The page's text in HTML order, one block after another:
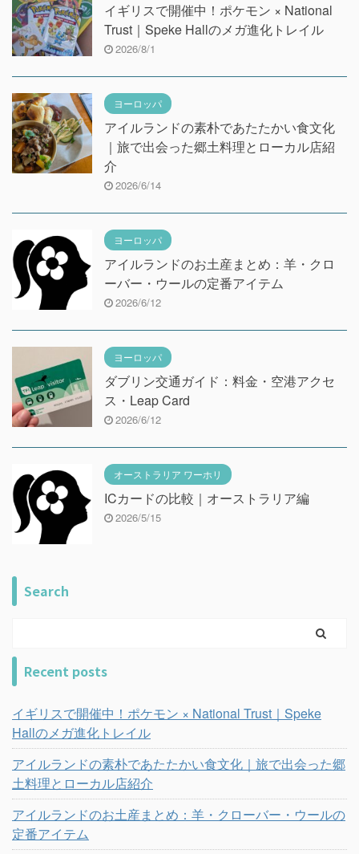
イギリスで開催中！ポケモン × National
Trust｜Speke Hallのメガ進化トレイル
2026/8/1
ヨーロッパ
アイルランドの素朴であたたかい食文化
｜旅で出会った郷土料理とローカル店紹
介
2026/6/14
ヨーロッパ
アイルランドのお土産まとめ：羊・クロ
ーバー・ウールの定番アイテム
2026/6/12
ヨーロッパ
ダブリン交通ガイド：料金・空港アクセ
ス・Leap Card
2026/6/12
オーストラリア ワーホリ
ICカードの比較｜オーストラリア編
2026/5/15
Search
Recent posts
イギリスで開催中！ポケモン × National Trust｜Speke
Hallのメガ進化トレイル
アイルランドの素朴であたたかい食文化｜旅で出会った郷
土料理とローカル店紹介
アイルランドのお土産まとめ：羊・クローバー・ウールの
定番アイテム